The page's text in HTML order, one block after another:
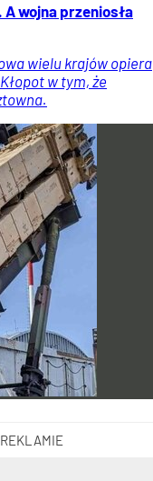
wojna przeniosła
wielu krajów opiera
w tym, że